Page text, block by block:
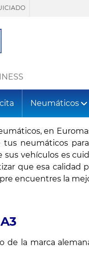
Neumáticos
en
tus neumáticospara
sus vehículos es
que esa calidad
encuentres la
de la marca